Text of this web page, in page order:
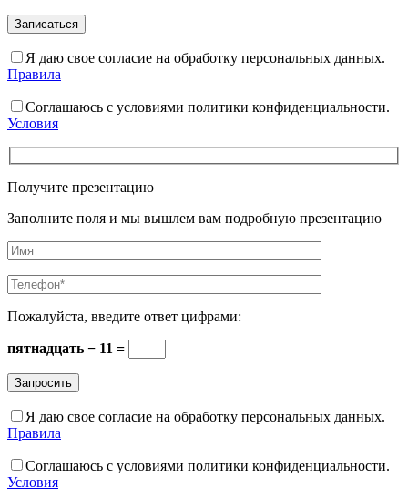
Я даю свое согласие на обработку персональных данных.
Правила
Соглашаюсь с условиями политики конфиденциальности.
Условия
Получите презентацию
Заполните поля и мы вышлем вам подробную презентацию
Пожалуйста, введите ответ цифрами:
пятнадцать − 11 =
Я даю свое согласие на обработку персональных данных.
Правила
Соглашаюсь с условиями политики конфиденциальности.
Условия